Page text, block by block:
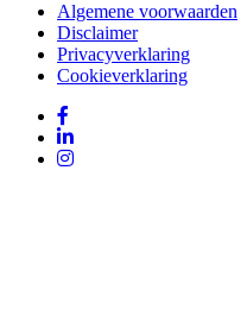
Algemene voorwaarden
Disclaimer
Privacyverklaring
Cookieverklaring